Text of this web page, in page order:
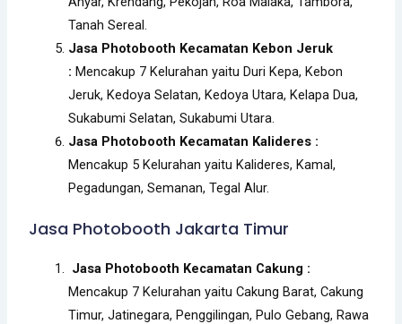
Tanah Sereal.
Jasa Photobooth Kecamatan Kebon Jeruk
: Mencakup 7 Kelurahan yaitu Duri Kepa, Kebon
Jeruk, Kedoya Selatan, Kedoya Utara, Kelapa Dua,
Sukabumi Selatan, Sukabumi Utara.
Jasa Photobooth Kecamatan Kalideres :
Mencakup 5 Kelurahan yaitu Kalideres, Kamal,
Pegadungan, Semanan, Tegal Alur.
Jasa Photobooth Jakarta Timur
Jasa Photobooth Kecamatan Cakung :
Mencakup 7 Kelurahan yaitu Cakung Barat, Cakung
Timur, Jatinegara, Penggilingan, Pulo Gebang, Rawa